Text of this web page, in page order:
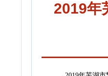
2019年